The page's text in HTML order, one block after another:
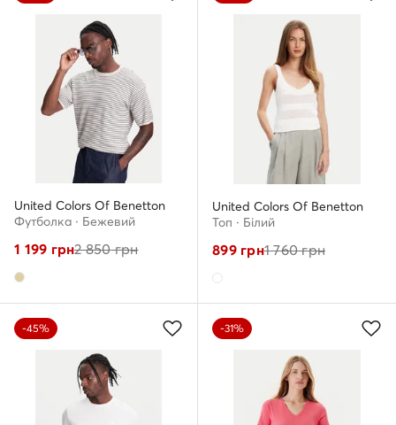
United Colors Of Benetton
Футболка · Бежевий
1 199 грн2 850грн
United Colors Of Benetton
Топ · Білий
899грн1 760грн
-45% -31%